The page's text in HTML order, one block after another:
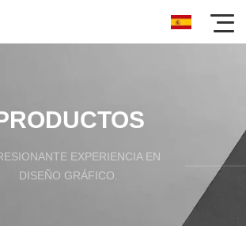
EXPERIENCIA EN
DISEÑO GRÁFICO.